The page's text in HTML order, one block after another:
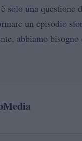
solo una
un episodio
abbiamo